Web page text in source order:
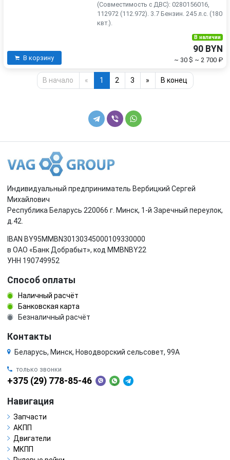
(Совместимость с ДВС): 0280156016,
112972 (112.972). 3.7 Бензин. 245 л.с. (180
квт.).
В корзину
В наличии
90 BYN
~ 30 $ ~ 2 700 ₽
В начало « 1 2 3 » В конец
Индивидуальный предприниматель Вербицкий Сергей
Михайлович
Республика Беларусь 220066 г. Минск, 1-й Заречный переулок,
д.42.
IBAN BY95MMBN30130345000109330000
в ОАО «Банк Добрабыт», код MMBNBY22
УНН 190749952
Способ оплаты
Наличный расчёт
Банковская карта
Безналичный расчёт
Контакты
Беларусь, Минск, Новодворский сельсовет, 99А
только звонки
+375 (29) 778-85-46
Навигация
Запчасти
АКПП
Двигатели
МКПП